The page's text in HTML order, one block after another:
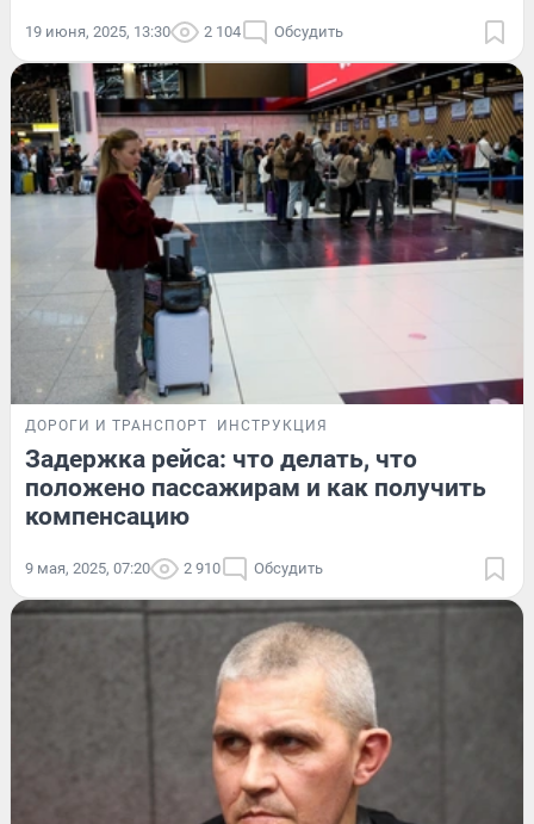
19 июня, 2025, 13:30 2 104 Обсудить
ДОРОГИ И ТРАНСПОРТ ИНСТРУКЦИЯ
Задержка рейса: что делать, что
положено пассажирам и как получить
компенсацию
9 мая, 2025, 07:20 2 910 Обсудить